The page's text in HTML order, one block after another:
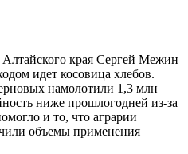
Алтайского края Сергей Межин
идет косовица хлебов.
намолотили 1,3 млн
ниже прошлогодней из-за
и то, что аграрии
объемы применения